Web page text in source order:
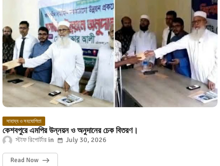
সাহায্য ও সহযোগিতা
কেশবপুরে এমপির উন্নয়ন ও অনুদানের চেক বিতরণ।
স্টাফ রিপোর্টার July 30, 2026
Read Now